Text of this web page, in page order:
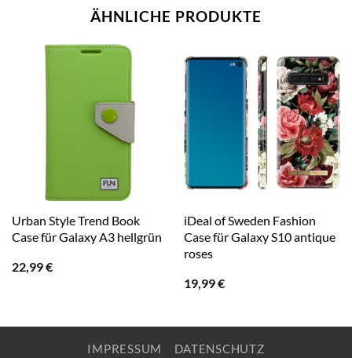
ÄHNLICHE PRODUKTE
Urban Style Trend Book
Case für Galaxy A3 hellgrün
22,99€
iDeal of Sweden Fashion
Case für Galaxy S10 antique
roses
19,99€
IMPRESSUM DATENSCHUTZ